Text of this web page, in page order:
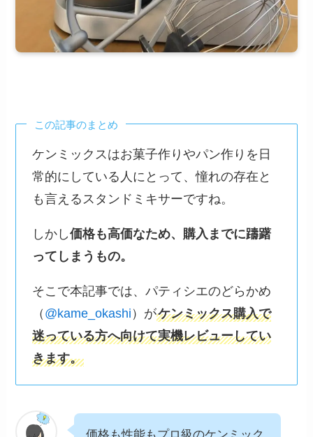
この記事のまとめ
ケンミックスはお菓子作りやパン作りを日
常的にしている人にとって、憧れの存在と
も言えるスタンドミキサーですね。
しかし価格も高価なため、購入までに躊躇
ってしまうもの。
そこで本記事では、パティシエのどらかめ
（ @kame_okashi ）がケンミックス購入で
迷っている方へ向けて実機レビューしてい
きます。